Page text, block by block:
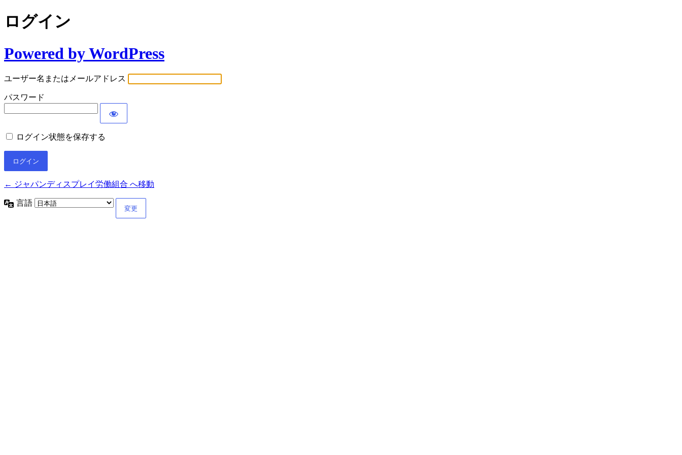
ログイン
Powered by WordPress
ユーザー名またはメールアドレス
パスワード
ログイン状態を保存する
← ジャパンディスプレイ労働組合 へ移動
言語